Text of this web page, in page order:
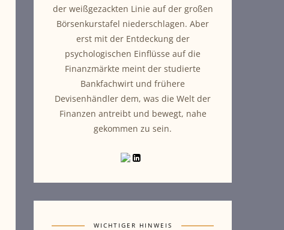
der weißgezackten Linie auf der großen
Börsenkurstafel niederschlagen. Aber
erst mit der Entdeckung der
psychologischen Einflüsse auf die
Finanzmärkte meint der studierte
Bankfachwirt und frühere
Devisenhändler dem, was die Welt der
Finanzen antreibt und bewegt, nahe
gekommen zu sein.
WICHTIGER HINWEIS